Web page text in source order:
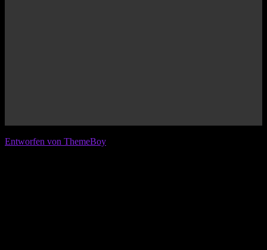
Entworfen von ThemeBoy